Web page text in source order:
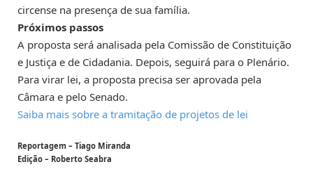
circense na presença de sua família.
Próximos passos
A proposta será analisada pela Comissão de Constituição
e Justiça e de Cidadania. Depois, seguirá para o Plenário.
Para virar lei, a proposta precisa ser aprovada pela
Câmara e pelo Senado.
Saiba mais sobre a tramitação de projetos de lei
Reportagem – Tiago Miranda
Edição – Roberto Seabra